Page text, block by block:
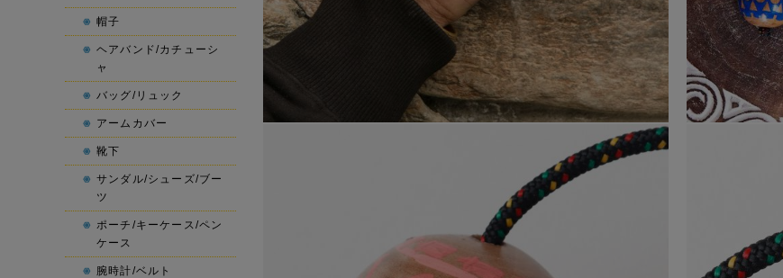
帽子
ヘアバンド/カチューシ
ャ
バッグ/リュック
アームカバー
靴下
サンダル/シューズ/ブー
ツ
ポーチ/キーケース/ペン
ケース
腕時計/ベルト